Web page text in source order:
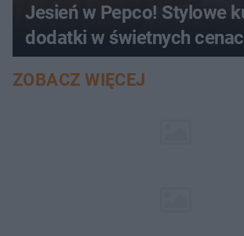
Jesień w Pepco! Stylowe
dodatki w świetnych
ZOBACZ WIĘCEJ